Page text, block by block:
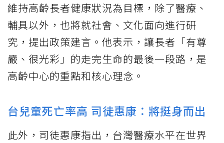
維持高齡長者健康狀況為目標，除了醫療、
輔具以外，也將就社會、文化面向進行研
究，提出政策建言。他表示，讓長者「有尊
嚴、很光彩」的走完生命的最後一段路，是
高齡中心的重點和核心理念。
台兒童死亡率高 司徒惠康：將挺身而出
此外，司徒惠康指出，台灣醫療水平在世界